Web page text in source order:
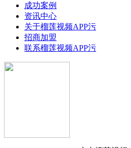
成功案例
资讯中心
关于榴莲视频APP污
招商加盟
联系榴莲视频APP污